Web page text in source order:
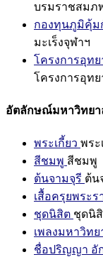
บรมราชสมภ
กองทุนภูมิคุ้ม
มะเร็งจุฬาฯ
โครงการอุท
โครงการอุท
อัตลักษณ์มหาวิทยา
พระเกี้ยว พระ
สีชมพู สีชมพู
ต้นจามจุรี ต้น
เสื้อครุยพระ
ชุดนิสิต ชุดนิ
เพลงมหาวิทย
ชื่อปริญญา อั